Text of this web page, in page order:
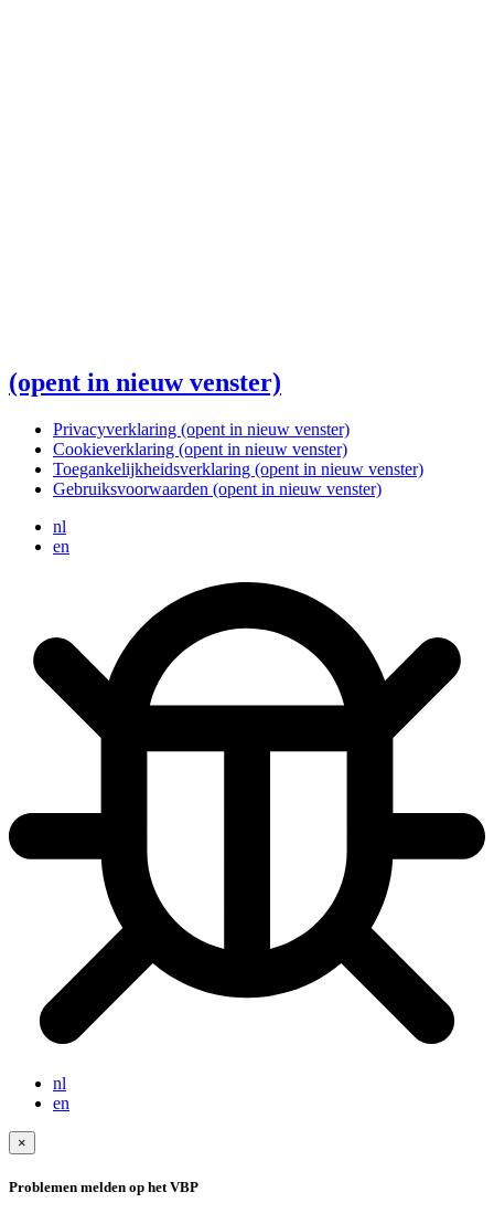
(opent in nieuw venster)
Privacyverklaring (opent in nieuw venster)
Cookieverklaring (opent in nieuw venster)
Toegankelijkheidsverklaring (opent in nieuw venster)
Gebruiksvoorwaarden (opent in nieuw venster)
nl
en
nl
en
×
Problemen melden op het VBP